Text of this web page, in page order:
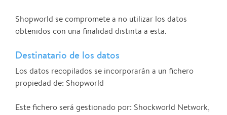
Shopworld se compromete a no utilizar los datos
obtenidos con una finalidad distinta a esta.
Destinatario de los datos
Los datos recopilados se incorporarán a un fichero
propiedad de: Shopworld
Este fichero será gestionado por: Shockworld Network,